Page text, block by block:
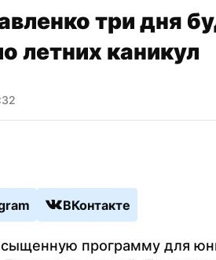
три дня
летних каникул
ВКонтакте
программу для